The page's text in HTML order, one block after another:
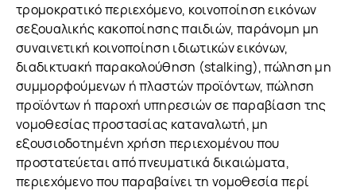
τρομοκρατικό περιεχόμενο, κοινοποίηση εικόνων
σεξουαλικής κακοποίησης παιδιών, παράνομη μη
συναινετική κοινοποίηση ιδιωτικών εικόνων,
διαδικτυακή παρακολούθηση (stalking), πώληση μη
συμμορφούμενων ή πλαστών προϊόντων, πώληση
προϊόντων ή παροχή υπηρεσιών σε παραβίαση της
νομοθεσίας προστασίας καταναλωτή, μη
εξουσιοδοτημένη χρήση περιεχομένου που
προστατεύεται από πνευματικά δικαιώματα,
περιεχόμενο που παραβαίνει τη νομοθεσία περί